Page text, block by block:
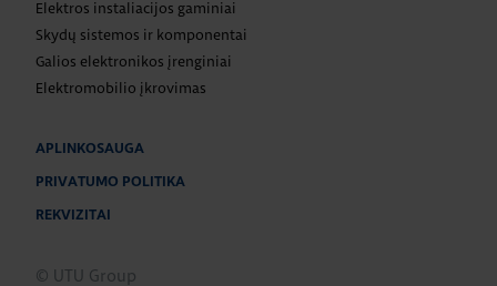
Elektros instaliacijos gaminiai
Skydų sistemos ir komponentai
Galios elektronikos įrenginiai
Elektromobilio įkrovimas
APLINKOSAUGA
PRIVATUMO POLITIKA
REKVIZITAI
© UTU Group